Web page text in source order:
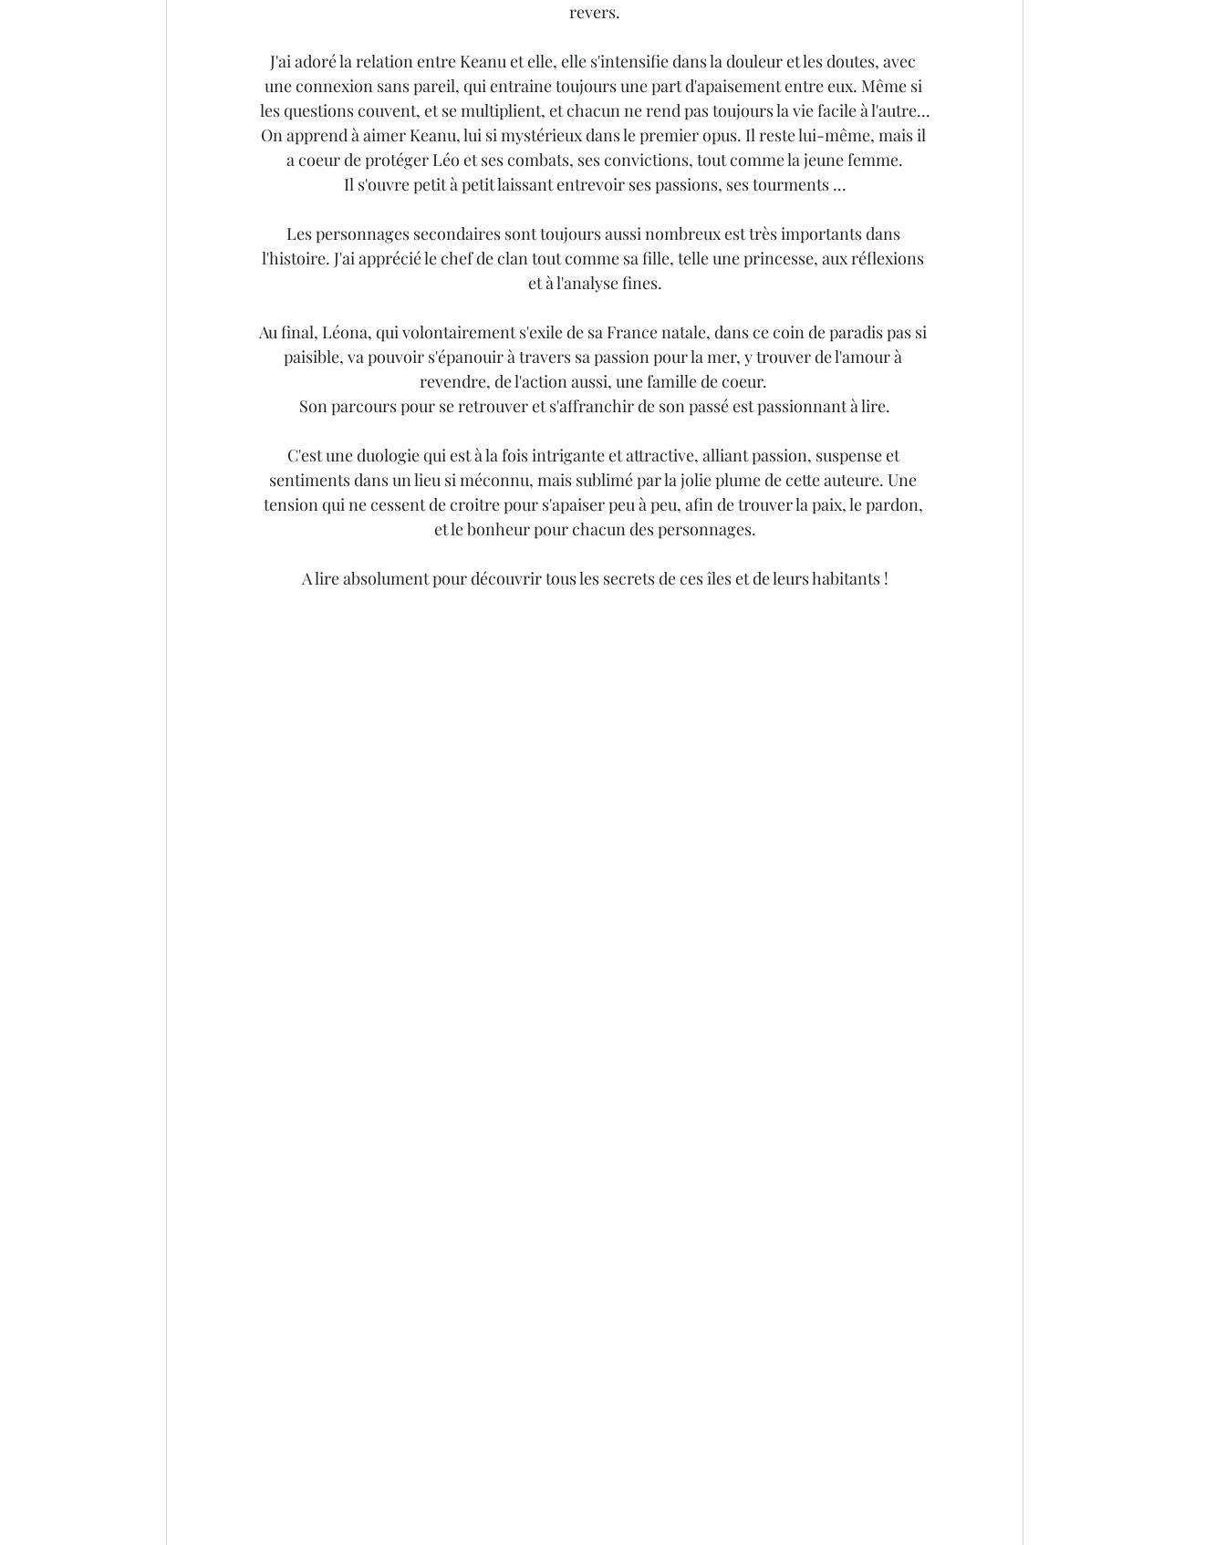
revers.
J'ai adoré la relation entre Keanu et elle, elle s'intensifie dans la douleur et les doutes, avec
une connexion sans pareil, qui entraine toujours une part d'apaisement entre eux. Même si
les questions couvent, et se multiplient, et chacun ne rend pas toujours la vie facile à l'autre...
On apprend à aimer Keanu, lui si mystérieux dans le premier opus. Il reste lui-même, mais il
a coeur de protéger Léo et ses combats, ses convictions, tout comme la jeune femme.
Il s'ouvre petit à petit laissant entrevoir ses passions, ses tourments ...
Les personnages secondaires sont toujours aussi nombreux est très importants dans
l'histoire. J'ai apprécié le chef de clan tout comme sa fille, telle une princesse, aux réflexions
et à l'analyse fines.
Au final, Léona, qui volontairement s'exile de sa France natale, dans ce coin de paradis pas si
paisible, va pouvoir s'épanouir à travers sa passion pour la mer, y trouver de l'amour à
revendre, de l'action aussi, une famille de coeur.
Son parcours pour se retrouver et s'affranchir de son passé est passionnant à lire.
C'est une duologie qui est à la fois intrigante et attractive, alliant passion, suspense et
sentiments dans un lieu si méconnu, mais sublimé par la jolie plume de cette auteure. Une
tension qui ne cessent de croitre pour s'apaiser peu à peu, afin de trouver la paix, le pardon,
et le bonheur pour chacun des personnages.
A lire absolument pour découvrir tous les secrets de ces îles et de leurs habitants !